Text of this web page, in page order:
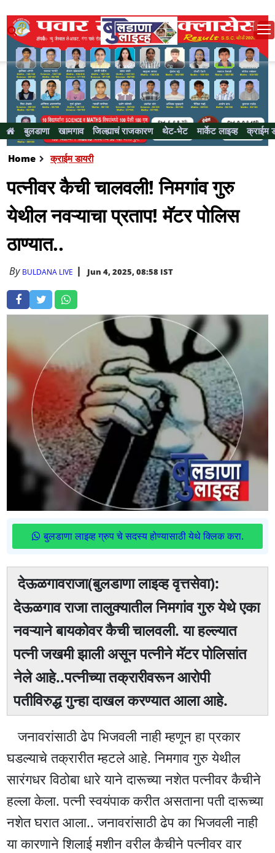
बुलडाणा खामगाव जिल्ह्याचं राजकारण थेट-भेट मार्केट लाइव्ह क्राईम
Home क्राईम डायरी
पत्नीवर कैची चालवली! निमगांव गुरु
येथील नवऱ्याचा प्रताप! मॅटर पोलिस
ठाण्यात..
By BULDANA LIVE Jun 4, 2025, 08:58 IST
बुलडाणा लाइव्ह ग्रुप चे सदस्य होण्यासाठी येथे क्लिक करा.
देऊळगावराजा(बुलडाणा लाइव्ह वृत्तसेवा):
देऊळगाव राजा तालुक्यातील निमगांव गुरु येथे एका
नवऱ्याने बायकोवर कैची चालवली. या हल्ल्यात
पत्नी जखमी झाली असून पत्नीने मॅटर पोलिसांत
नेले आहे..पत्नीच्या तक्रारीवरून आरोपी
पतीविरुद्ध गुन्हा दाखल करण्यात आला आहे.
जनावरांसाठी ढेप भिजवली नाही म्हणून हा प्रकार
घडल्याचे तक्रारीत म्हटले आहे. निमगाव गुरु येथील
सारंगधर विठोबा धारे याने दारूच्या नशेत पत्नीवर कैचीने
हल्ला केला. पत्नी स्वयंपाक करीत असताना पती दारूच्या
नशेत घरात आला.. जनावरांसाठी ढेप का भिजवली नाही
या कारणाने शिलाई मशीन वरील कैचीने पत्नीवर वार